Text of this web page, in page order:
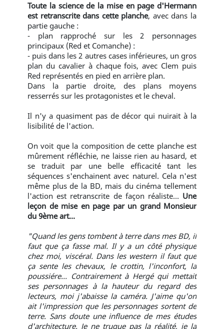
Toute la science de la mise en page d'Hermann
est retranscrite dans cette planche, avec dans la
partie gauche :
- plan rapproché sur les 2 personnages
principaux (Red et Comanche) :
- puis dans les 2 autres cases inférieures, un gros
plan du cavalier à chaque fois, avec Clem puis
Red représentés en pied en arrière plan.
Dans la partie droite, des plans moyens
resserrés sur les protagonistes et le cheval.
Il n'y a quasiment pas de décor qui nuirait à la
lisibilité de l'action.
On voit que la composition de cette planche est
mûrement réfléchie, ne laisse rien au hasard, et
se traduit par une belle efficacité tant les
séquences s'enchainent avec naturel. Cela n'est
même plus de la BD, mais du cinéma tellement
l'action est retranscrite de façon réaliste... Une
leçon de mise en page par un grand Monsieur
du 9ème art...
"Quand les gens tombent à terre dans mes BD, il
faut que ça fasse mal. Il y a un côté physique
chez moi, viscéral. Dans les western il faut que
ça sente les chevaux, le crottin, l'inconfort, la
poussiére... Contrairement à Hergé qui mettait
ses personnages à la hauteur du regard des
lecteurs, moi j'abaisse la caméra. J'aime qu'on
ait l'impression que les personnages sortent de
terre. Sans doute une influence de mes études
d'architecture. Je ne truque pas la réalité, je la